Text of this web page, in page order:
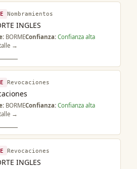
Nombramientos
INGLES
BORMEConfianza: Confianza alta
→
Revocaciones
BORMEConfianza: Confianza alta
→
Revocaciones
INGLES